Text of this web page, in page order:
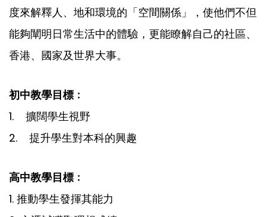
度來解釋人、地和環境的「空間關係」，使他們不但
能夠闡明日常生活中的體驗，更能瞭解自己的社區、
香港、國家及世界大事。
初中教學目標﹕
1. 擴闊學生視野
2. 提升學生對本科的興趣
高中教學目標﹕
1. 推動學生發揮其能力